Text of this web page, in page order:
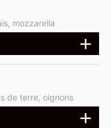
mozzarella
de terre, oignons